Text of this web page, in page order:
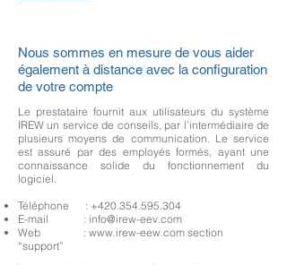
Nous sommes en mesure de vous aider
également à distance avec la configuration
de votre compte
Le prestataire fournit aux utilisateurs du système
IREW un service de conseils, par l’intermédiaire de
plusieurs moyens de communication. Le service
est assuré par des employés formés, ayant une
connaissance solide du fonctionnement du
logiciel.
Téléphone : +420.354.595.304
E-mail : info@irew-eev.com
Web : www.irew-eew.com section
“support”